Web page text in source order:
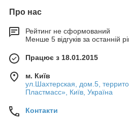
Про нас
Рейтинг не сформований
Менше 5 відгуків за останній
Працює з 18.01.2015
м. Київ
ул.Шахтерская, дом.5,
Пластмасс», Київ, Україна
Контакти